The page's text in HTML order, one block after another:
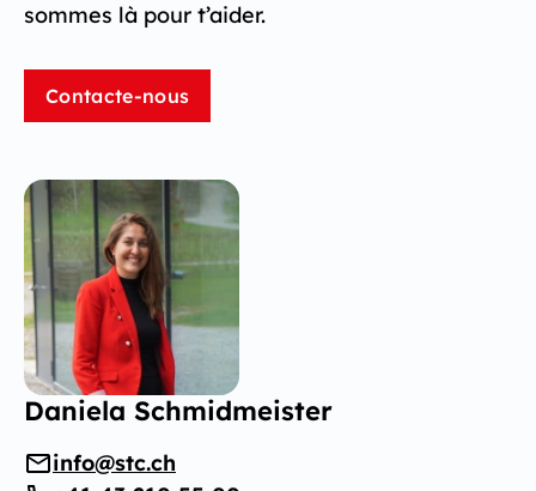
sommes là pour t’aider.
Contacte-nous
Daniela Schmidmeister
info@stc.ch